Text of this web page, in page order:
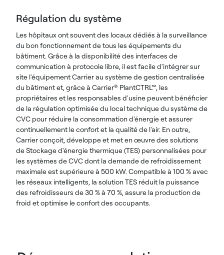
Régulation du système
Les hôpitaux ont souvent des locaux dédiés à la surveillance
du bon fonctionnement de tous les équipements du
bâtiment. Grâce à la disponibilité des interfaces de
communication à protocole libre, il est facile d'intégrer sur
site l'équipement Carrier au système de gestion centralisée
du bâtiment et, grâce à Carrier® PlantCTRL™, les
propriétaires et les responsables d'usine peuvent bénéficier
de la régulation optimisée du local technique du système de
CVC pour réduire la consommation d'énergie et assurer
continuellement le confort et la qualité de l'air. En outre,
Carrier conçoit, développe et met en œuvre des solutions
de Stockage d'énergie thermique (TES) personnalisées pour
les systèmes de CVC dont la demande de refroidissement
maximale est supérieure à 500 kW. Compatible à 100 % avec
les réseaux intelligents, la solution TES réduit la puissance
des refroidisseurs de 30 % à 70 %, assure la production de
froid et optimise le confort des occupants.